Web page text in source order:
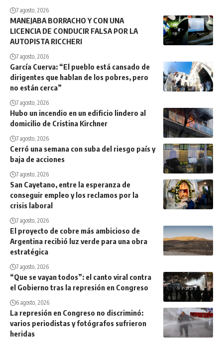
7 agosto, 2026
MANEJABA BORRACHO Y CON UNA
LICENCIA DE CONDUCIR FALSA POR LA
AUTOPISTA RICCHERI
7 agosto, 2026
García Cuerva: “El pueblo está cansado de
dirigentes que hablan de los pobres, pero
no están cerca”
7 agosto, 2026
Hubo un incendio en un edificio lindero al
domicilio de Cristina Kirchner
7 agosto, 2026
Cerró una semana con suba del riesgo país y
baja de acciones
7 agosto, 2026
San Cayetano, entre la esperanza de
conseguir empleo y los reclamos por la
crisis laboral
7 agosto, 2026
El proyecto de cobre más ambicioso de
Argentina recibió luz verde para una obra
estratégica
7 agosto, 2026
“Que se vayan todos”: el canto viral contra
el Gobierno tras la represión en Congreso
6 agosto, 2026
La represión en Congreso no discriminó:
varios periodistas y fotógrafos sufrieron
heridas